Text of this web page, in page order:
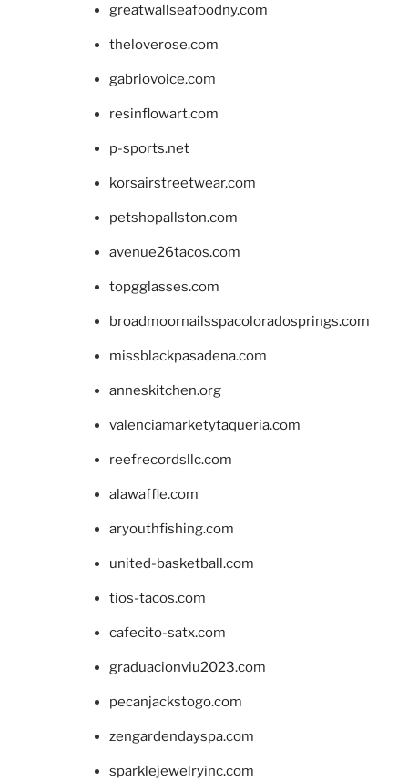
greatwallseafoodny.com
theloverose.com
gabriovoice.com
resinflowart.com
p-sports.net
korsairstreetwear.com
petshopallston.com
avenue26tacos.com
topgglasses.com
broadmoornailsspacoloradosprings.com
missblackpasadena.com
anneskitchen.org
valenciamarketytaqueria.com
reefrecordsllc.com
alawaffle.com
aryouthfishing.com
united-basketball.com
tios-tacos.com
cafecito-satx.com
graduacionviu2023.com
pecanjackstogo.com
zengardendayspa.com
sparklejewelryinc.com